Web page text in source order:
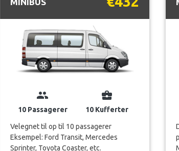
Velegnet til op til 10 passagerer
Eksempel: Ford Transit, Mercedes
Sprinter, Toyota Coaster, etc.
VISNING...